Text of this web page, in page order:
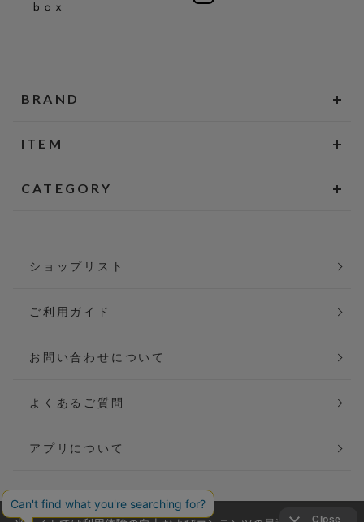
BRAND
ITEM
CATEGORY
ショップリスト
ご利用ガイド
お問い合わせについて
よくあるご質問
アプリについて